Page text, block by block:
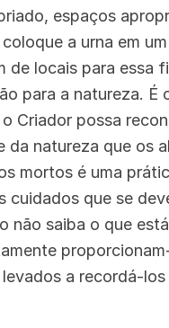
espaços
a urna em
de locais para essa
para a natureza. É
Criador possa
natureza que os
mortos é uma
cuidados que se
não saiba o que
a recordá-los